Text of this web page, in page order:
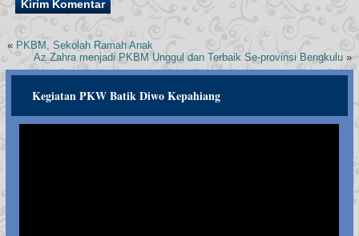
« PKBM, Sekolah Ramah Anak
Az Zahra menjadi PKBM Unggul dan Terbaik Se-provinsi Bengkulu»
Kegiatan PKW Batik Diwo Kepahiang